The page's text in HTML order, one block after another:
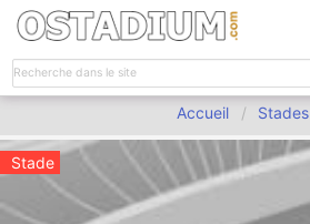
Accueil Stades
Stade